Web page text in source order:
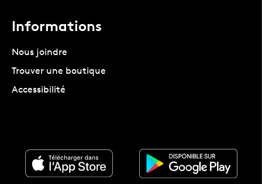
Informations
Nous joindre
Trouver une boutique
Accessibilité